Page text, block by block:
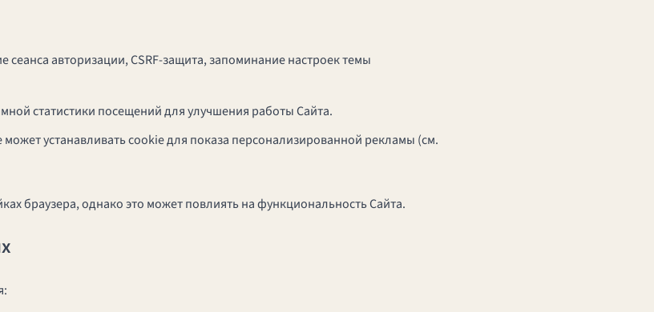
сеанса авторизации, CSRF-защита, запоминание настроек темы
статистики посещений для улучшения работы Сайта.
может устанавливать cookie для показа персонализированной рекламы (см.
браузера, однако это может повлиять на функциональность Сайта.